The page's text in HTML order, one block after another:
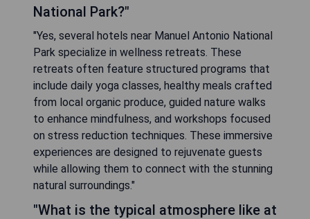
National Park?"
"Yes, several hotels near Manuel Antonio National
Park specialize in wellness retreats. These
retreats often feature structured programs that
include daily yoga classes, healthy meals crafted
from local organic produce, guided nature walks
to enhance mindfulness, and workshops focused
on stress reduction techniques. These immersive
experiences are designed to rejuvenate guests
while allowing them to connect with the stunning
natural surroundings."
"What is the typical atmosphere like at